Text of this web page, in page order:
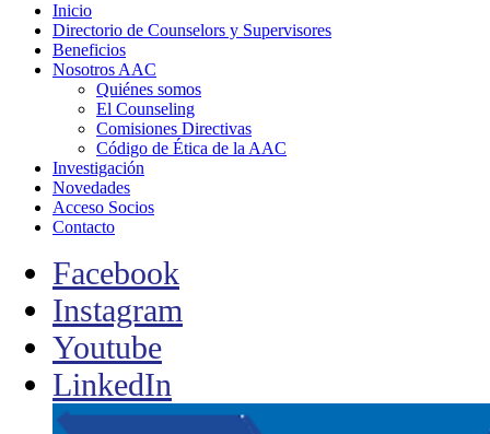
Inicio
Directorio de Counselors y Supervisores
Beneficios
Nosotros AAC
Quiénes somos
El Counseling
Comisiones Directivas
Código de Ética de la AAC
Investigación
Novedades
Acceso Socios
Contacto
Facebook
Instagram
Youtube
LinkedIn